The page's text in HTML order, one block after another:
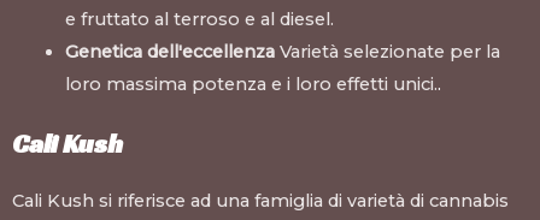
e fruttato al terroso e al diesel.
Genetica dell'eccellenzaVarietà selezionate per la
loro massima potenza e i loro effetti unici..
Cali Kush
Cali Kush si riferisce ad una famiglia di varietà di cannabis